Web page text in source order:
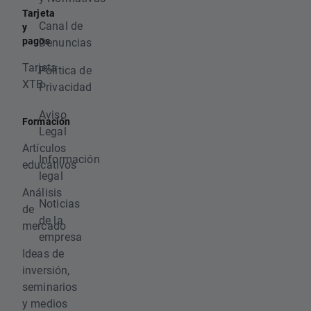
Tarjeta
y
pagos
Tarjeta
XTB
Formación
Artículos
educativos
Análisis
de
mercado
Ideas de
inversión,
seminarios
y medios
Canal de
Denuncias
Política de
Privacidad
Aviso
Legal
Información
legal
Noticias
de la
empresa